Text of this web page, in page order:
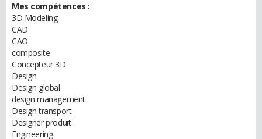
Mes compétences :
3D Modeling
CAD
CAO
composite
Concepteur 3D
Design
Design global
design management
Design transport
Designer produit
Engineering